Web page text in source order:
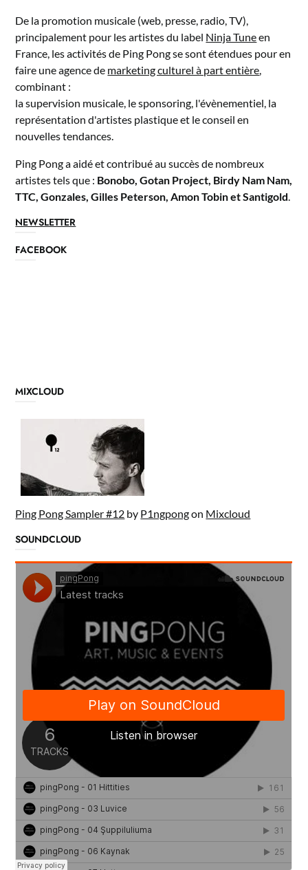
De la promotion musicale (web, presse, radio, TV),
principalement pour les artistes du label Ninja Tuneen
France, les activités de Ping Pong se sont étendues pour en
faire une agence de marketing culturel à part entière,
combinant :
la supervision musicale, le sponsoring, l'évènementiel, la
représentation d'artistes plastique et le conseil en
nouvelles tendances.
Ping Pong a aidé et contribué au succès de nombreux
artistes tels que : Bonobo, Gotan Project, Birdy Nam Nam,
TTC, Gonzales, Gilles Peterson, Amon Tobin et Santigold.
NEWSLETTER
FACEBOOK
MIXCLOUD
Ping Pong Sampler #12 by P1ngpongon Mixcloud
SOUNDCLOUD